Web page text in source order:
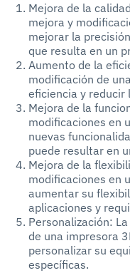
Mejora de la
mejora y
mejorar la
que resulta en un
Aumento de la
modificación de
eficiencia y reducir
Mejora de la
modificaciones en
nuevas
puede resultar en
Mejora de la
modificaciones en
aumentar su
aplicaciones y
Personalización:
de una impresora
personalizar su
específicas.